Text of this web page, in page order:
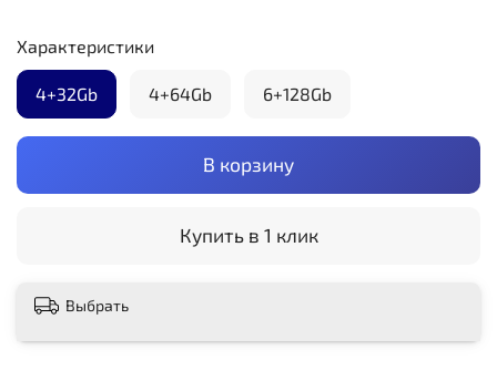
В корзину
Купить в 1 клик
Характеристики
4+32Gb 4+64Gb 6+128Gb
Выбрать